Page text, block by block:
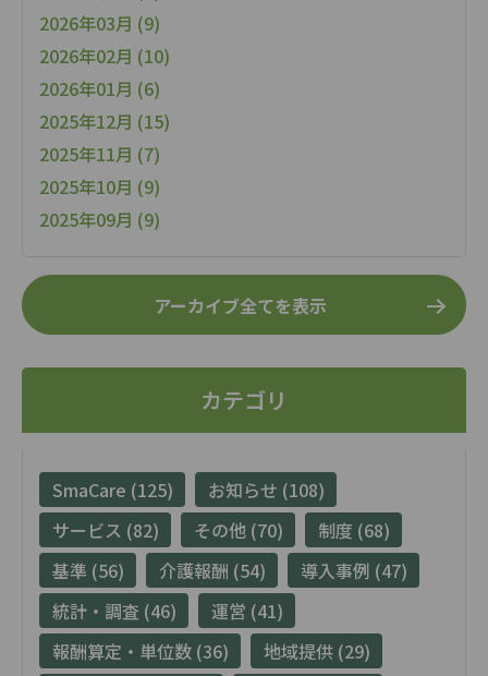
2026年03月 (9)
2026年02月 (10)
2026年01月 (6)
2025年12月 (15)
2025年11月 (7)
2025年10月 (9)
2025年09月 (9)
アーカイブ全てを表示
カテゴリ
SmaCare (125)
お知らせ (108)
サービス (82)
その他 (70)
制度 (68)
基準 (56)
介護報酬 (54)
導入事例 (47)
統計・調査 (46)
運営 (41)
報酬算定・単位数 (36)
地域提供 (29)